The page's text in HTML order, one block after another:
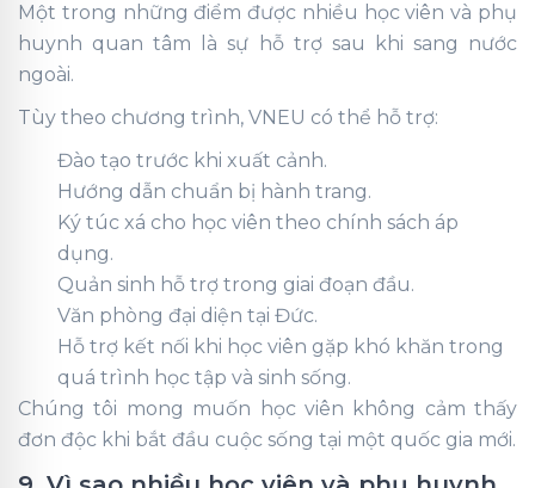
Một trong những điểm được nhiều học viên và phụ
huynh quan tâm là sự hỗ trợ sau khi sang nước
ngoài.
Tùy theo chương trình, VNEU có thể hỗ trợ:
Đào tạo trước khi xuất cảnh.
Hướng dẫn chuẩn bị hành trang.
Ký túc xá cho học viên theo chính sách áp
dụng.
Quản sinh hỗ trợ trong giai đoạn đầu.
Văn phòng đại diện tại Đức.
Hỗ trợ kết nối khi học viên gặp khó khăn trong
quá trình học tập và sinh sống.
Chúng tôi mong muốn học viên không cảm thấy
đơn độc khi bắt đầu cuộc sống tại một quốc gia mới.